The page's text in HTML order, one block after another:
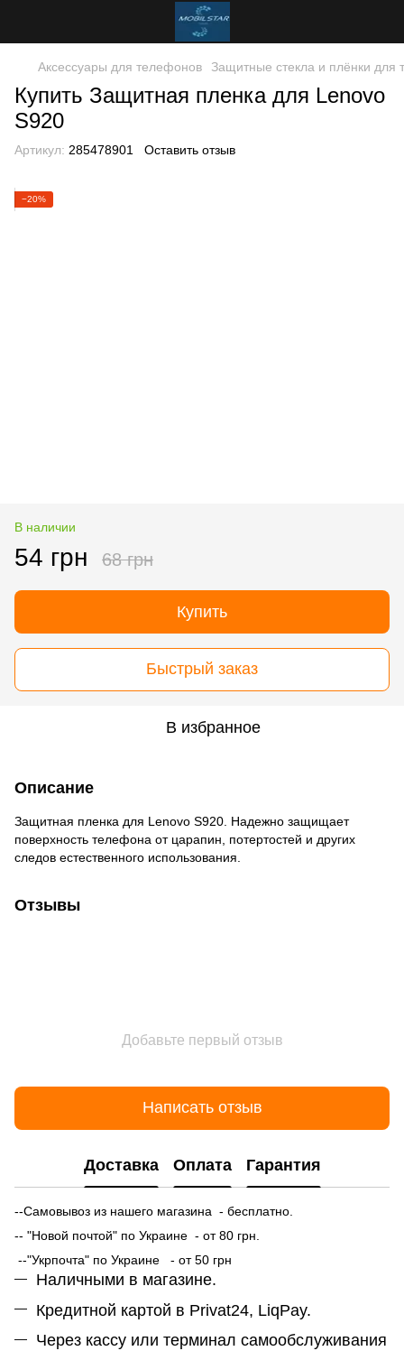
Аксессуары для телефонов Защитные стекла и плёнки для
Купить Защитная пленка для Lenovo
S920
Артикул: 285478901 Оставить отзыв
−20%
В наличии
54 грн 68 грн
Купить
Быстрый заказ
В избранное
Описание
Защитная пленка для Lenovo S920. Надежно защищает
поверхность телефона от царапин, потертостей и других
следов естественного использования.
Отзывы
Добавьте первый отзыв
Написать отзыв
Доставка Оплата Гарантия
--Самовывоз из нашего магазина - бесплатно.
-- "Новой почтой" по Украине - от 80 грн.
--"Укрпочта" по Украине - от 50 грн
Наличными в магазине.
Кредитной картой в Privat24, LiqPay.
Через кассу или терминал самообслуживания